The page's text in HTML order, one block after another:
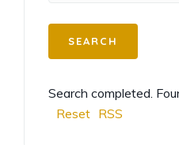
Search completed.
Reset RSS